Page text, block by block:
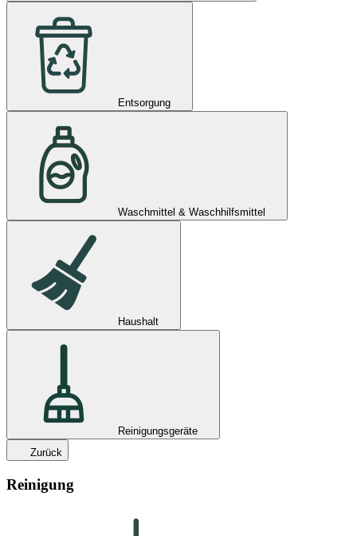
Entsorgung
Waschmittel & Waschhilfsmittel
Haushalt
Reinigungsgeräte
Zurück
Reinigung